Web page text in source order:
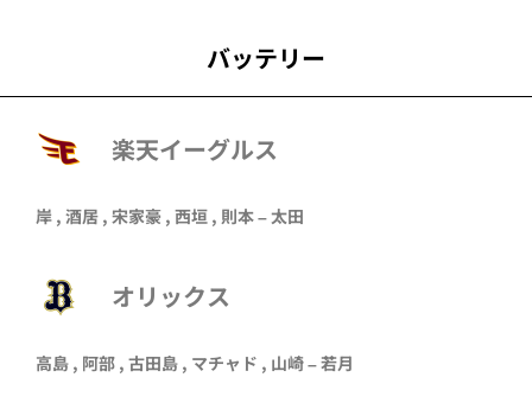
バッテリー
楽天イーグルス
岸 , 酒居 , 宋家豪 , 西垣 , 則本–太田
オリックス
高島 , 阿部 , 古田島 , マチャド , 山崎–若月